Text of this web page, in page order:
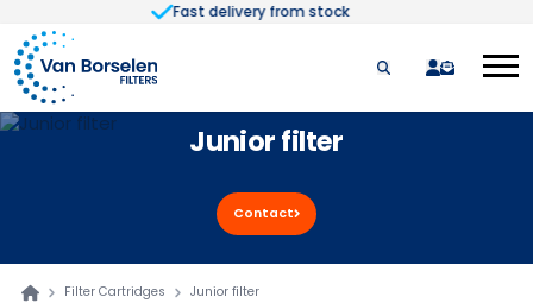
Fast delivery from stock
Skip to Content
quote
Junior filter
Contact
Filter Cartridges Junior filter